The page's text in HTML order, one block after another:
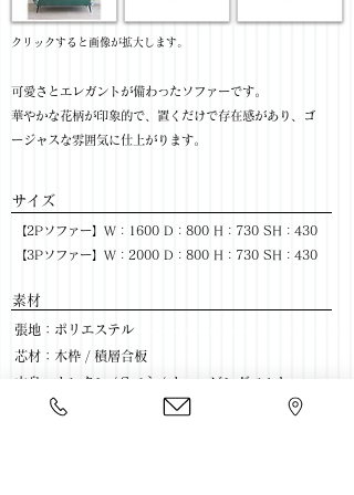
​クリックすると画像が拡大します。
可愛さとエレガントが備わったソファーです。
華やかな花柄が印象的で、置くだけで存在感があり、ゴ
ージャスな雰囲気に仕上がります。
サイズ
【2Pソファー】W：1600 D：800 H：730 SH：430
【3Pソファー】W：2000 D：800 H：730 SH：430
​素材
張地：ポリエステル
芯材：木枠 / 積層合板
中身：ウレタン / Sバネ / ウェービングベルト
脚部：スチール(黒粉体塗装)